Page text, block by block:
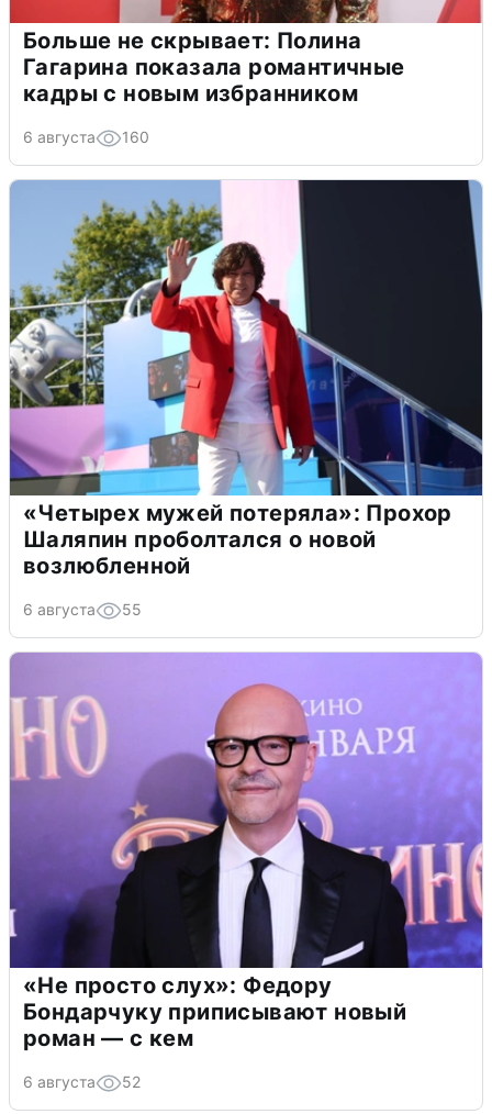
Больше не скрывает: Полина
Гагарина показала романтичные
кадры с новым избранником
6 августа 160
«Четырех мужей потеряла»: Прохор
Шаляпин проболтался о новой
возлюбленной
6 августа 55
«Не просто слух»: Федору
Бондарчуку приписывают новый
роман — с кем
6 августа 52